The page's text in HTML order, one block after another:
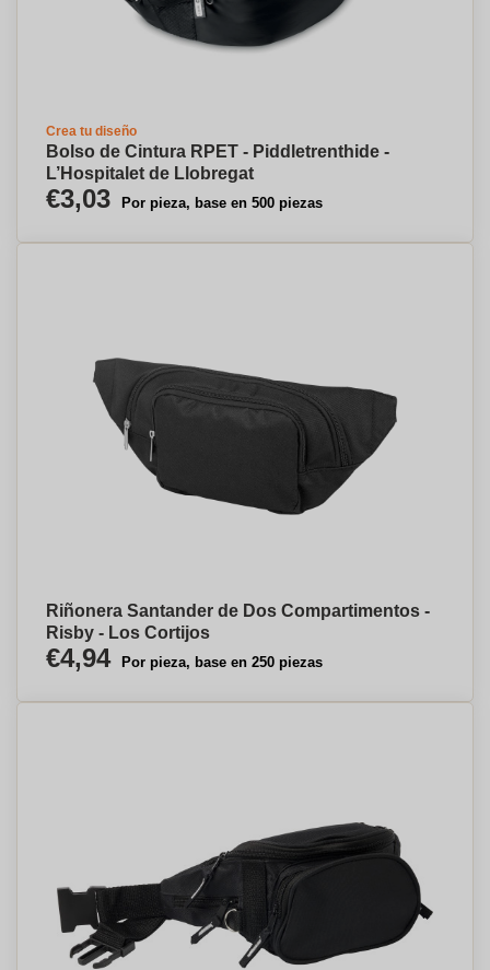
Crea tu diseño
Bolso de Cintura RPET - Piddletrenthide -
L’Hospitalet de Llobregat
€3,03 Por pieza, base en 500 piezas
Riñonera Santander de Dos Compartimentos -
Risby - Los Cortijos
€4,94 Por pieza, base en 250 piezas